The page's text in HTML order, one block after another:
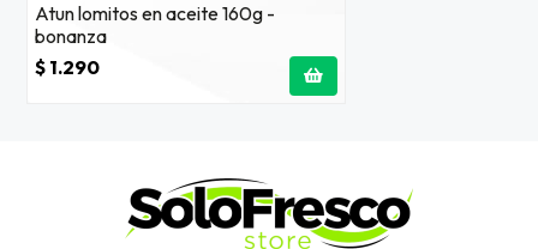
Atun lomitos en aceite 160g -
bonanza
$ 1.290